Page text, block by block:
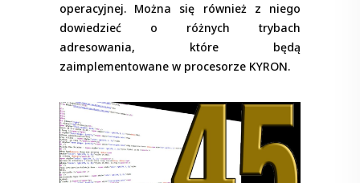
operacyjnej. Można się również z niego
dowiedzieć o różnych trybach
adresowania, które będą
zaimplementowane w procesorze KYRON.